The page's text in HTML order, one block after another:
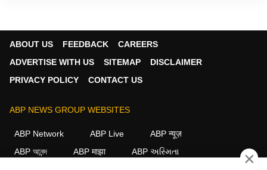
ABOUT US FEEDBACK
CAREERS
ADVERTISE WITH US
SITEMAP
DISCLAIMER
PRIVACY POLICY
CONTACT US
ABP NEWS GROUP WEBSITES
ABP Network ABP Live
ABP न्यूज़
ABP আনন্দ
ABP माझा
ABP અસ્મિતા
×